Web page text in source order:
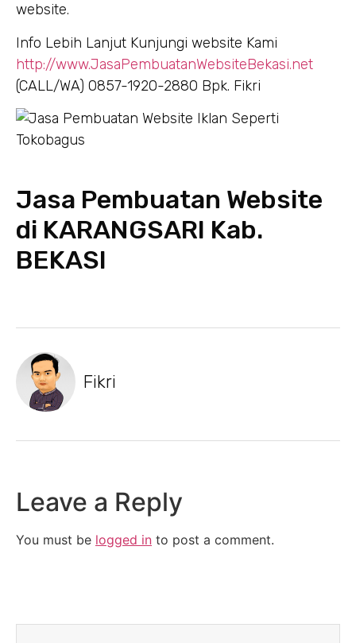
website.
Info Lebih Lanjut Kunjungi website Kami
http://www.JasaPembuatanWebsiteBekasi.net
(CALL/WA) 0857-1920-2880 Bpk. Fikri
Jasa Pembuatan Website
di KARANGSARI Kab.
BEKASI
Fikri
Leave a Reply
You must be logged in to post a comment.